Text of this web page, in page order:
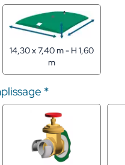
14,30 x 7,40 m - H 1,60
m
*